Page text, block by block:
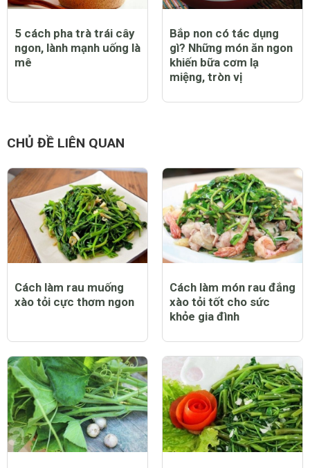
5 cách pha trà trái cây
ngon, lành mạnh uống là
mê
Bắp non có tác dụng
gì? Những món ăn ngon
khiến bữa cơm lạ
miệng, tròn vị
CHỦ ĐỀ LIÊN QUAN
Cách làm rau muống
xào tỏi cực thơm ngon
Cách làm món rau đắng
xào tỏi tốt cho sức
khỏe gia đình